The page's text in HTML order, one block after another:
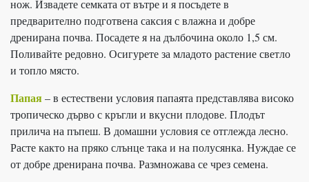
нож. Извадете семката от вътре и я посъдете в
предварително подготвена саксия с влажна и добре
дренирана почва. Посадете я на дълбочина около 1,5 см.
Поливайте редовно. Осигурете за младото растение светло
и топло място.
Папая– в естествени условия папаята представлява високо
тропическо дърво с кръгли и вкусни плодове. Плодът
прилича на пъпеш. В домашни условия се отглежда лесно.
Расте както на пряко слънце така и на полусянка. Нуждае се
от добре дренирана почва. Размножава се чрез семена.